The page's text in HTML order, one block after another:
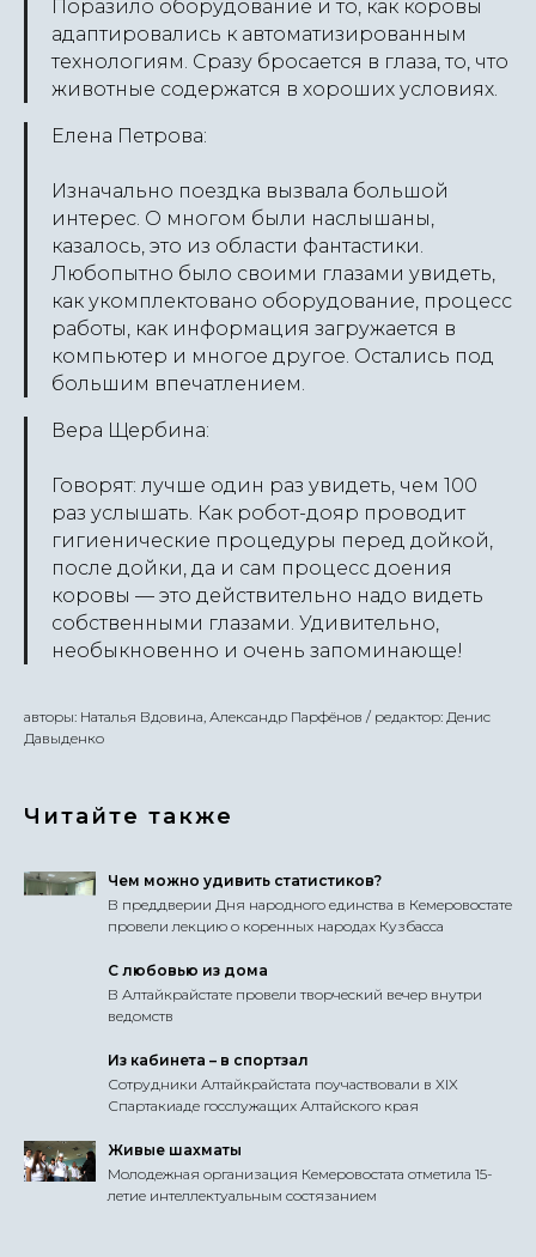
Поразило оборудование и то, как коровы
адаптировались к автоматизированным
технологиям. Сразу бросается в глаза, то, что
животные содержатся в хороших условиях.
Елена Петрова:
Изначально поездка вызвала большой
интерес. О многом были наслышаны,
казалось, это из области фантастики.
Любопытно было своими глазами увидеть,
как укомплектовано оборудование, процесс
работы, как информация загружается в
компьютер и многое другое. Остались под
большим впечатлением.
Вера Щербина:
Говорят: лучше один раз увидеть, чем 100
раз услышать. Как робот-дояр проводит
гигиенические процедуры перед дойкой,
после дойки, да и сам процесс доения
коровы — это действительно надо видеть
собственными глазами. Удивительно,
необыкновенно и очень запоминающе!
авторы: Наталья Вдовина, Александр Парфёнов / редактор: Денис
Давыденко
Читайте также
Чем можно удивить статистиков?
В преддверии Дня народного единства в Кемеровостате
провели лекцию о коренных народах Кузбасса
С любовью из дома
В Алтайкрайстате провели творческий вечер внутри
ведомств
Из кабинета – в спортзал
Сотрудники Алтайкрайстата поучаствовали в XIX
Спартакиаде госслужащих Алтайского края
Живые шахматы
Молодежная организация Кемеровостата отметила 15-
летие интеллектуальным состязанием